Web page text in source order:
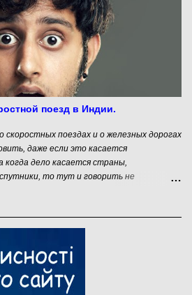
поезд в Индии.
скоростных поездах и о железных дорогах
даже если это касается
когда дело касается страны,
то тут и говорить не
такое отчебучить, что только
деньги, заходя в туалет, а тебе
ты не опорожнялся на улице. Вот это
новость индийских СМИ меня